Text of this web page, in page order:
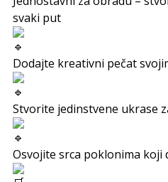
svaki put
Dodajte kreativni pečat
Stvorite jedinstvene ukrase
Osvojite srca poklonima koji